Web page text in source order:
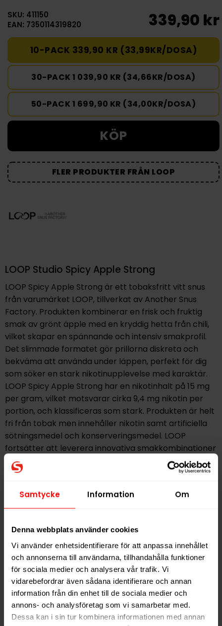
Samtycke Information Om
Denna webbplats använder cookies
Vi använder enhetsidentifierare för att anpassa innehållet
och annonserna till användarna, tillhandahålla funktioner
för sociala medier och analysera vår trafik. Vi
vidarebefordrar även sådana identifierare och annan
information från din enhet till de sociala medier och
annons- och analysföretag som vi samarbetar med.
Dessa kan i sin tur kombinera informationen med annan
SKU: 411150
EAN: 7350114319820
339,90 kr
10-PACK 339,90 KR (33,99KR/DOSA)
30-PACK 1 039,90 KR (34,66KR/DOSA)
50-PACK 1 699,90 KR (34,00KR/DOSA)
KÖP
FLER PRODUKTER FRÅN LOOP
LOOP Studio Spicy Apple Strong
LOOP Spicy Apple Strong är ett tobaksfritt vitt snus
från varumärket LOOP, tillverkat av Another Snus
Factory. Produkten kombinerar en frisk och fruktig
smak av grönt äpple med en kryddig hetta från chili,
vilket skapar en spännande och intensiv smakprofil.
Det slimmade formatet gör prillorna diskreta och
bekväma att använda under läppen, perfekt för dig
som söker en stark nikotinupplevelse med karaktär.
LOOP Spicy Apple Strong har en nikotinhalt på 15 mg
per gram, vilket motsvarar cirka 9,4 mg nikotin per
portion, och klassificeras som stark. Produkten är helt
fri från tobak men innehåller nikotin samt artificiella
sötningsmedel och konserveringsmedel. LOOP
fortsätter att leverera innovativa smakkombinationer
i sina nikotinprodukter och Spicy Apple Strong är ett
utmärkt val för dig som vill kombinera fruktig friskhet
alternativ.
Hitta alla produkter frånLOOP
Alla produkter med smakenChili,Frukt
PRODUKTINFORMATION
Typ
Vitt Snus
Smak
Frukt,Chili